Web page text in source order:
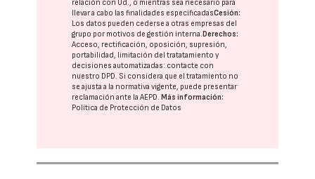
relación con Ud., o mientras sea necesario para
llevar a cabo las finalidades especificadasCesión:
Los datos pueden cederse a otras empresas del
grupo por motivos de gestión interna.Derechos:
Acceso, rectificación, oposición, supresión,
portabilidad, limitación del tratatamiento y
decisiones automatizadas: contacte con
nuestro DPD. Si considera que el tratamiento no
se ajusta a la normativa vigente, puede presentar
reclamación ante laAEPD.Más información:
Política de Protección de Datos